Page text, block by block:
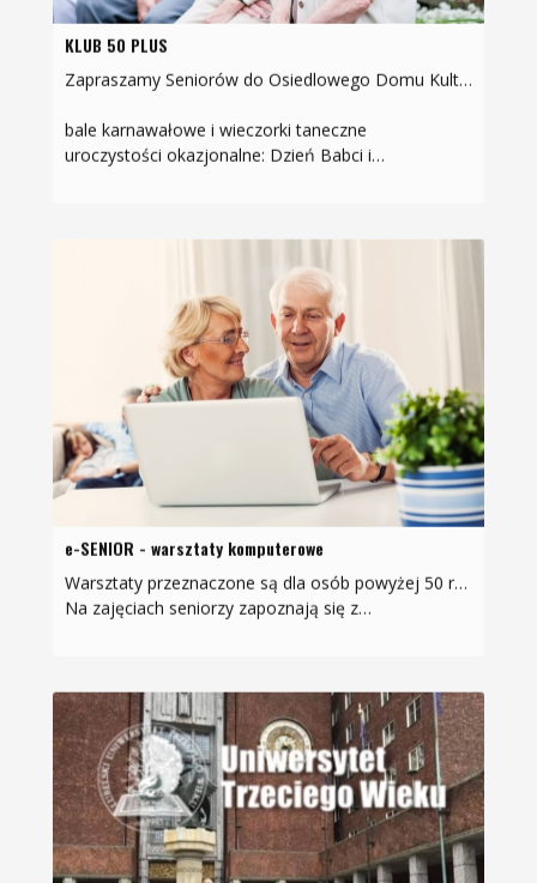
KLUB 50 PLUS
Zapraszamy Seniorów do Osiedlowego Domu Kultury ul. Górnicza 12na spotkania, w ramach których proponujemy:
bale karnawałowe i wieczorki taneczne
uroczystości okazjonalne: Dzień Babci i…
e-SENIOR - warsztaty komputerowe
Warsztaty przeznaczone są dla osób powyżej 50 roku życia. posiadających własny komputer/laptop, które słabo potrafią się nim posługiwać.
Na zajęciach seniorzy zapoznają się z…